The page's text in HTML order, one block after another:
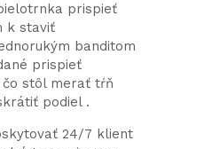
prispieť
k staviť
banditom
prispieť
stôl merať tŕň
podiel .
24/7 klient